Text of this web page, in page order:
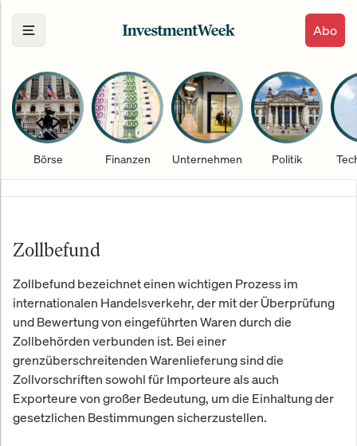
Abo
Börse Finanzen Unternehmen Politik
Zollbefund
Zollbefund bezeichnet einen wichtigen Prozess im
internationalen Handelsverkehr, der mit der Überprüfung
und Bewertung von eingeführten Waren durch die
Zollbehörden verbunden ist. Bei einer
grenzüberschreitenden Warenlieferung sind die
Zollvorschriften sowohl für Importeure als auch
Exporteure von großer Bedeutung, um die Einhaltung der
gesetzlichen Bestimmungen sicherzustellen.